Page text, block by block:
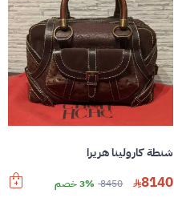
شنطة كارولينا هريرا
8140
8450 3% خصم